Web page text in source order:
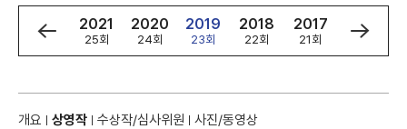
2022
26회
2021
25회
2020
24회
2019
23회
2018
22회
2017
21회
2016
20회
개요 상영작 수상작/심사위원 사진/동영상